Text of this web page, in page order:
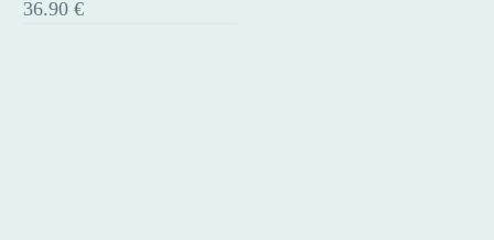
36.90 €